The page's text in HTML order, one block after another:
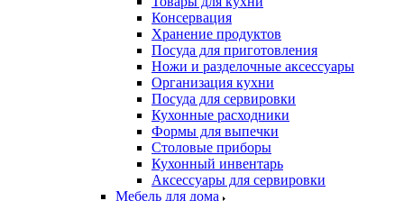
Консервация
Хранение продуктов
Посуда для приготовления
Ножи и разделочные аксессуары
Организация кухни
Посуда для сервировки
Кухонные расходники
Формы для выпечки
Столовые приборы
Кухонный инвентарь
Аксессуары для сервировки
Мебель для дома